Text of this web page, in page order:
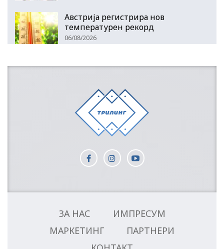
Австрија регистрира нов
температурен рекорд
06/08/2026
ЗА НАС
ИМПРЕСУМ
МАРКЕТИНГ
ПАРТНЕРИ